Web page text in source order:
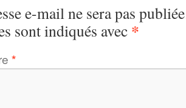
e-mail ne sera pas
sont indiqués avec *
*